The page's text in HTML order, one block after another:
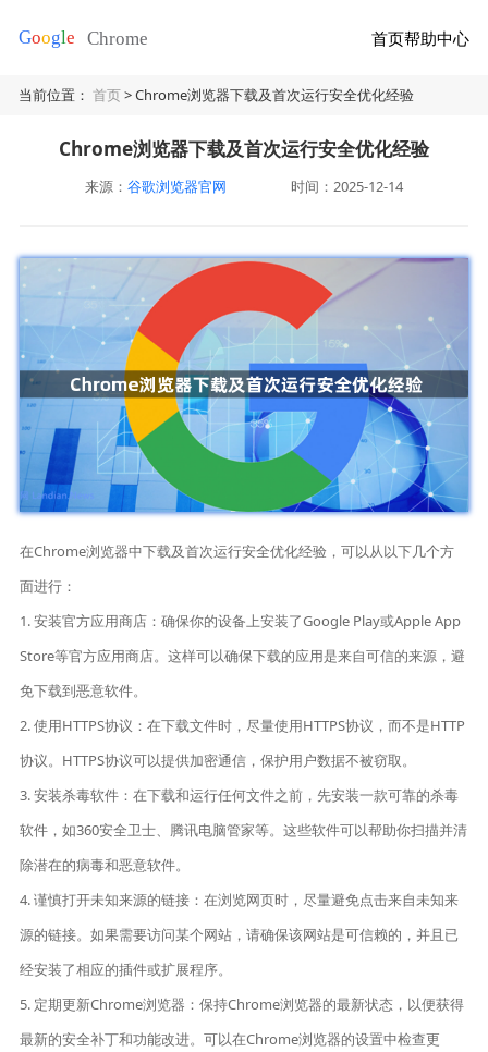
首页帮助中心
当前位置：首页> Chrome浏览器下载及首次运行安全优化经验
Chrome浏览器下载及首次运行安全优化经验
来源： 谷歌浏览器官网 时间：2025-12-14
在Chrome浏览器中下载及首次运行安全优化经验，可以从以下几个方
面进行：
1. 安装官方应用商店：确保你的设备上安装了Google Play或Apple App
Store等官方应用商店。这样可以确保下载的应用是来自可信的来源，避
免下载到恶意软件。
2. 使用HTTPS协议：在下载文件时，尽量使用HTTPS协议，而不是HTTP
协议。HTTPS协议可以提供加密通信，保护用户数据不被窃取。
3. 安装杀毒软件：在下载和运行任何文件之前，先安装一款可靠的杀毒
软件，如360安全卫士、腾讯电脑管家等。这些软件可以帮助你扫描并清
除潜在的病毒和恶意软件。
4. 谨慎打开未知来源的链接：在浏览网页时，尽量避免点击来自未知来
源的链接。如果需要访问某个网站，请确保该网站是可信赖的，并且已
经安装了相应的插件或扩展程序。
5. 定期更新Chrome浏览器：保持Chrome浏览器的最新状态，以便获得
最新的安全补丁和功能改进。可以在Chrome浏览器的设置中检查更